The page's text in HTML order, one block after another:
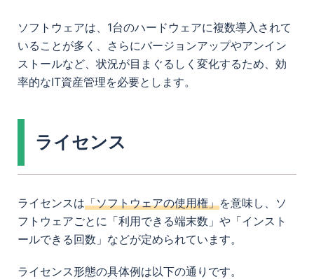
ソフトウェアは、1台のハードウェアに複数導入されて
いることが多く、さらにバージョンアップやアンイン
ストールなど、状況が目まぐるしく変化するため、効
率的なIT資産管理を必要とします。
ライセンス
ライセンスは「ソフトウェアの使用権」を意味し、ソ
フトウェアごとに「利用できる端末数」や「インスト
ールできる回数」などが定められています。
ライセンス形態の具体例は以下の通りです。